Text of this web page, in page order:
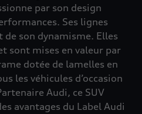
par son design
Ses lignes
son dynamisme. Elles
sont mises en valeur par
dotée de lamelles en
les véhicules d’occasion
Audi, ce SUV
avantages du Label Audi